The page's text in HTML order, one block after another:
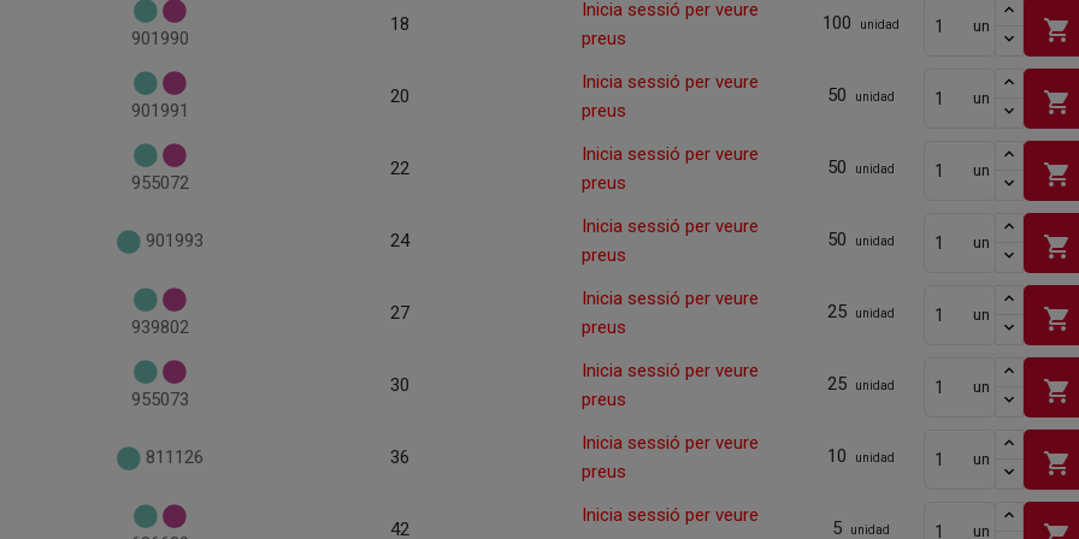
901990
18
Inicia sessió per veure
preus
100 unidad un shopping_cart
901991
20
Inicia sessió per veure
preus
50 unidad un shopping_cart
955072
22
Inicia sessió per veure
preus
50 unidad un shopping_cart
901993 24
Inicia sessió per veure
preus
50 unidad un shopping_cart
939802
27
Inicia sessió per veure
preus
25 unidad un shopping_cart
955073
30
Inicia sessió per veure
preus
25 unidad un shopping_cart
811126 36
Inicia sessió per veure
preus
10 unidad un shopping_cart
42
Inicia sessió per veure
5 unidad un